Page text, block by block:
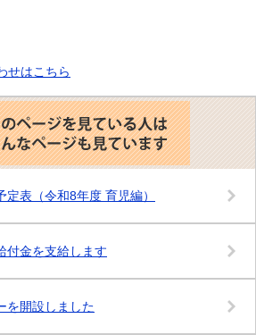
せはこちら
表（令和8年度 育児編）
付金を支給します
を開設しました